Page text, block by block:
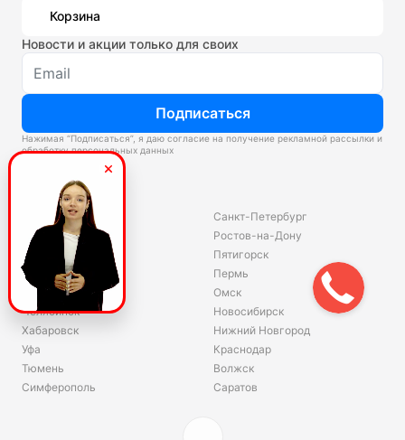
Корзина
Новости и акции только для своих
Подписаться
Нажимая “Подписаться”, я даю согласие на получение рекламной рассылки и
обработку персональных данных
Склады
Владивосток
Екатеринбург
Красноярск
Волгоград
Ярославль
Челябинск
Хабаровск
Уфа
Тюмень
Симферополь
Санкт-Петербург
Ростов-на-Дону
Пятигорск
Пермь
Омск
Новосибирск
Нижний Новгород
Краснодар
Волжск
Саратов